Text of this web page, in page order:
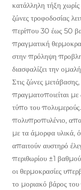
κατάλληλη τήξη
ζώνες τροφοδοσίας
περίπου 30 έως 50
πραγματική
στην πρόληψη
διασφαλίζει την
Στις ζώνες
πραγματοποιείται με
τύπο του
πολυπροπυλένιο,
με τα άμορφα υλικά,
απαιτούν αυστηρό
περιθωρίου ±1
οι θερμοκρασίες
το μοριακό βάρος του